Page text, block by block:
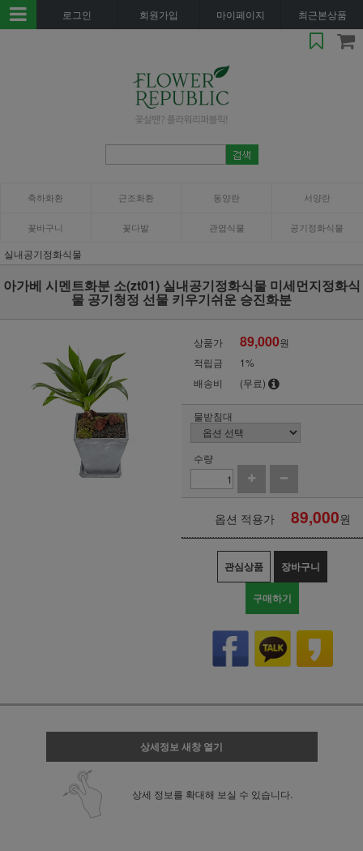
로그인 회원가입 마이페이지 최근본상품
축하화환 근조화환 동양란 서양란
꽃바구니 꽃다발 관엽식물 공기정화식물
실내공기정화식물
아가베 시멘트화분 소(zt01) 실내공기정화식물 미세먼지정화식
물 공기청정 선물 키우기쉬운 승진화분
상품가 89,000원
적립금
1%
배송비
(무료)
물받침대
수량
옵션 적용가 89,000원
관심상품 장바구니
구매하기
상세정보 새창 열기
상세 정보를 확대해 보실 수 있습니다.